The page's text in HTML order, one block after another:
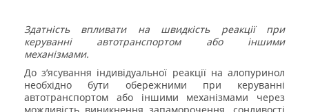
Здатність впливати на швидкість реакції при
керуванні автотранспортом або іншими
механізмами.
До з’ясування індивідуальної реакції на алопуринол
необхідно бути обережними при керуванні
автотранспортом або іншими механізмами через
можливість виникнення запаморочення, сонливості